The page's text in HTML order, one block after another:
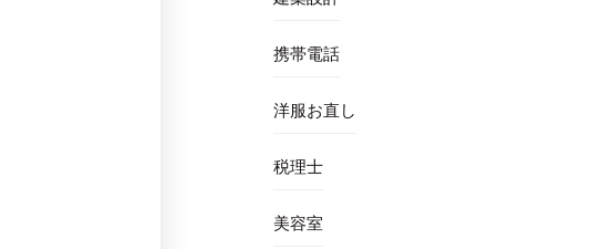
携帯電話
洋服お直し
税理士
美容室